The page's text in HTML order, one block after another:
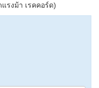
รงม้า เรคคอร์ด)